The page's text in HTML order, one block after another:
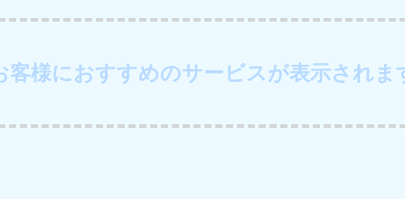
客様におすすめのサービスが表示されま